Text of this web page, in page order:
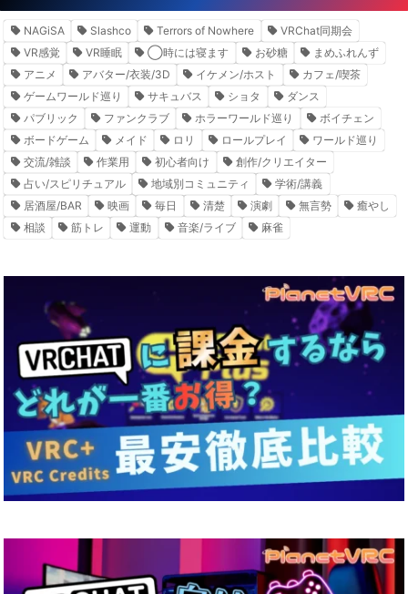
NAGiSA Slashco Terrors of Nowhere
VRChat同期会
VR感覚
VR睡眠 ◯時には寝ます お砂糖
まめふれんず
アニメ
アバター/衣装/3D イケメン/ホスト
カフェ/喫茶
ゲームワールド巡り
サキュバス ショタ
ダンス
パブリック
ファンクラブ ホラーワールド巡り
ボイチェン
ボードゲーム
メイド ロリ ロールプレイ
ワールド巡り
交流/雑談
作業用 初心者向け
創作/クリエイター
占い/スピリチュアル
地域別コミュニティ
学術/講義
居酒屋/BAR
映画 毎日 清楚 演劇 無言勢
癒やし
相談
筋トレ 運動 音楽/ライブ 麻雀